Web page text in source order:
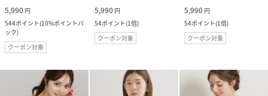
5,990 円
544ポイント(10%ポイントバ
ック)
クーポン対象
5,990 円
54ポイント(1倍)
クーポン対象
5,990 円
54ポイント(1倍)
クーポン対象